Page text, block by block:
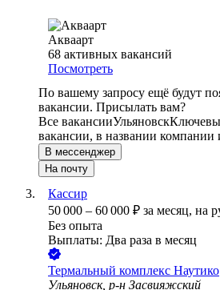
Акваарт
68 активных вакансий
Посмотреть
По вашему запросу ещё будут
вакансии. Присылать вам?
Все вакансииУльяновск
вакансии, в названии компании
В мессенджер
На почту
Кассир
50 000 – 60 000 ₽ за месяц, на
Без опыта
Выплаты: Два раза в месяц
Термальный комплекс Наутико
Ульяновск, р-н Засвияжский